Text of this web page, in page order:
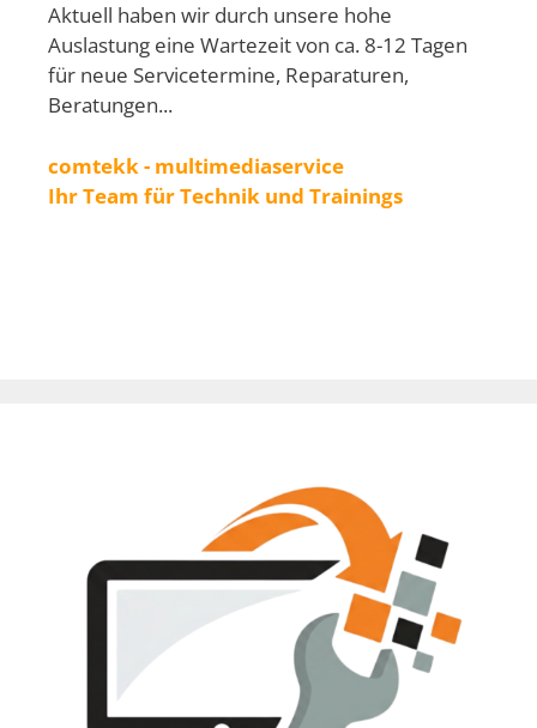
Aktuell haben wir durch unsere hohe
Auslastung eine Wartezeit von ca. 8-12 Tagen
für neue Servicetermine, Reparaturen,
Beratungen...
comtekk - multimediaservice
Ihr Team für Technik und Trainings